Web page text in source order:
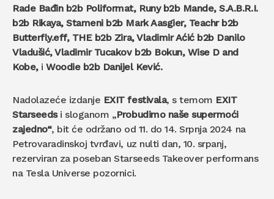
Rade Bađin b2b Poliformat, Runy b2b Mande, S.A.B.R.I.
b2b Rikaya, Stameni b2b Mark Aasgier, Teachr b2b
Butterfly.eff, THE b2b Zira, Vladimir Aćić b2b Danilo
Vladušić, Vladimir Tucakov b2b Bokun, Wise D and
Kobe, i Woodie b2b Danijel Kević.
Nadolazeće izdanje EXIT festivala, s temom EXIT
Starseedsi sloganom „Probudimo naše supermoći
zajedno“, bit će održano od 11. do 14. Srpnja 2024 na
Petrovaradinskoj tvrđavi, uz nulti dan, 10. srpanj,
rezerviran za poseban Starseeds Takeover performans
na Tesla Universe pozornici.